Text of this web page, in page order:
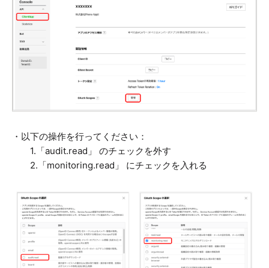
・以下の操作を行ってください：
1.「audit.read」 のチェックを外す
2.「monitoring.read」 にチェックを入れる